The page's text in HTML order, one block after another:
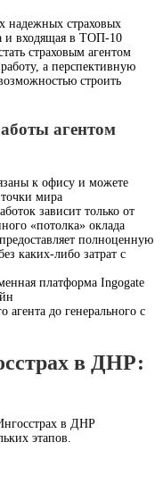
надежных страховых
и входящая в ТОП-10
страховым агентом
а перспективную
строить
агентом
к офису и можете
мира
зависит только от
«потолка» оклада
полноценную
каких-либо затрат с
платформа Ingogate
до генерального с
в ДНР:
в ДНР
этапов.